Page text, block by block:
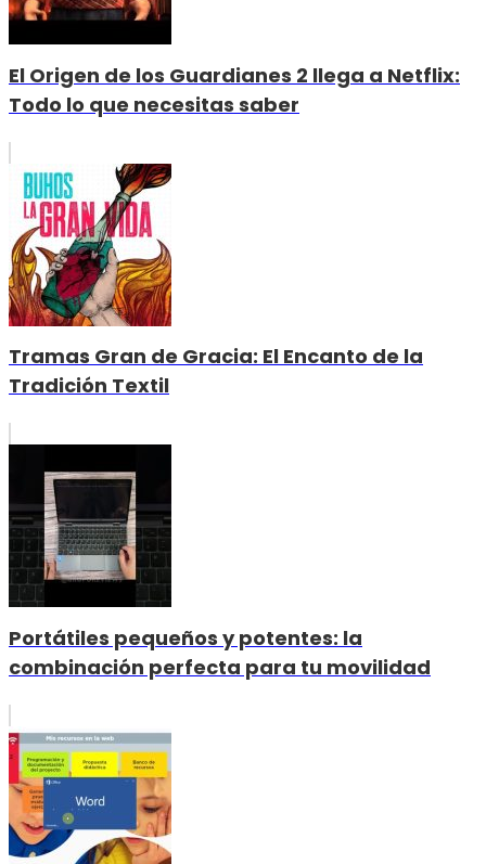
El Origen de los Guardianes 2 llega a Netflix:
Todo lo que necesitas saber
Tramas Gran de Gracia: El Encanto de la
Tradición Textil
Portátiles pequeños y potentes: la
combinación perfecta para tu movilidad